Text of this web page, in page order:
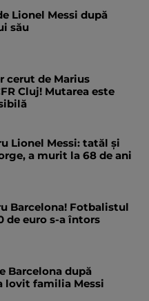
Lionel Messi după
său
cerut de Marius
Cluj! Mutarea este
Lionel Messi: tatăl și
a murit la 68 de ani
Barcelona! Fotbalistul
de euro s-a întors
Barcelona după
lovit familia Messi